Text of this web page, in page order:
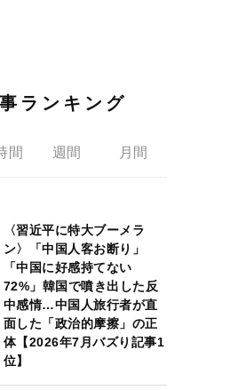
ランキング
間 週間 月間
〈習近平に特大ブーメラ
ン〉「中国人客お断り」
「中国に好感持てない
72%」韓国で噴き出した反
中感情…中国人旅行者が直
面した「政治的摩擦」の正
体【2026年7月バズり記事1
位】